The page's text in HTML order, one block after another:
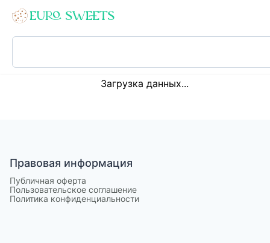
Загрузка данных...
Правовая информация
Публичная оферта
Пользовательское соглашение
Политика конфиденциальности